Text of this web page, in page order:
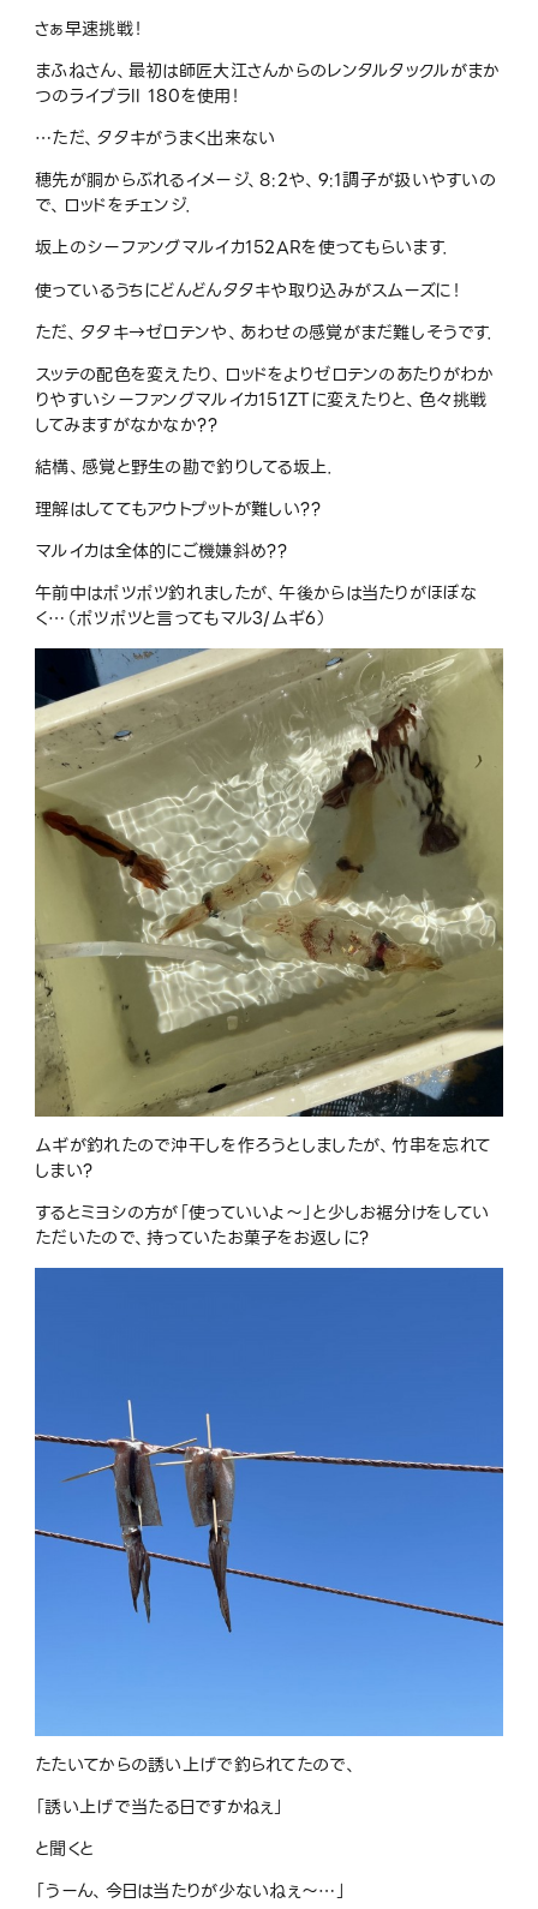
さぁ早速挑戦！
まふねさん、最初は師匠大江さんからのレンタルタックルがまか
つのライブラll 180を使用！
…ただ、タタキがうまく出来ない
穂先が胴からぶれるイメージ、8:2や、 9:1調子が扱いやすいの
で、ロッドをチェンジ．
坂上のシーファングマルイカ152ARを使ってもらいます．
使っているうちにどんどんタタキや取り込みがスムーズに！
ただ、タタキ→ゼロテンや、あわせの感覚がまだ難しそうです．
スッテの配色を変えたり、ロッドをよりゼロテンのあたりがわか
りやすいシーファングマルイカ151ZTに変えたりと、色々挑戦
してみますがなかなか??
結構、感覚と野生の勘で釣りしてる坂上．
理解はしててもアウトプットが難しい??
マルイカは全体的にご機嫌斜め??
午前中はポツポツ釣れましたが、午後からは当たりがほぼな
く… （ポツポツと言ってもマル3/ムギ6）
ムギが釣れたので沖干しを作ろうとしましたが、竹串を忘れて
しまい?
するとミヨシの方が「使っていいよ〜」と少しお裾分けをしてい
ただいたので、持っていたお菓子をお返しに?
たたいてからの誘い上げで釣られてたので、
「誘い上げで当たる日ですかねぇ」
と聞くと
「うーん、今日は当たりが少ないねぇ〜…」